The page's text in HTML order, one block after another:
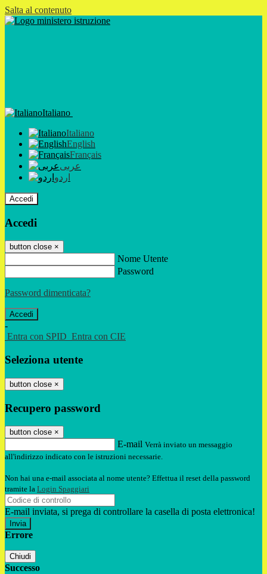
Salta al contenuto
Italiano
Italiano
English
Français
عربى
اردو
Accedi
Accedi
button close ×
Nome Utente
Password
Password dimenticata?
-
Entra con SPID Entra con CIE
Seleziona utente
button close ×
Recupero password
button close ×
E-mail Verrà inviato un messaggio
all'indirizzo indicato con le istruzioni necessarie.
Non hai una e-mail associata al nome utente? Effettua il reset della password
tramite la Login Spaggiari
E-mail inviata, si prega di controllare la casella di posta elettronica!
Errore
Chiudi
Successo